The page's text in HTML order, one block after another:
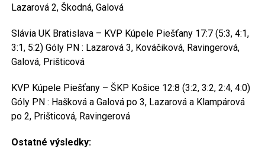
Lazarová 2, Škodná, Galová
Slávia UK Bratislava – KVP Kúpele Piešťany 17:7 (5:3, 4:1,
3:1, 5:2) Góly PN : Lazarová 3, Kováčiková, Ravingerová,
Galová, Prišticová
KVP Kúpele Piešťany – ŠKP Košice 12:8 (3:2, 3:2, 2:4, 4:0)
Góly PN : Hašková a Galová po 3, Lazarová a Klampárová
po 2, Prišticová, Ravingerová
Ostatné výsledky: